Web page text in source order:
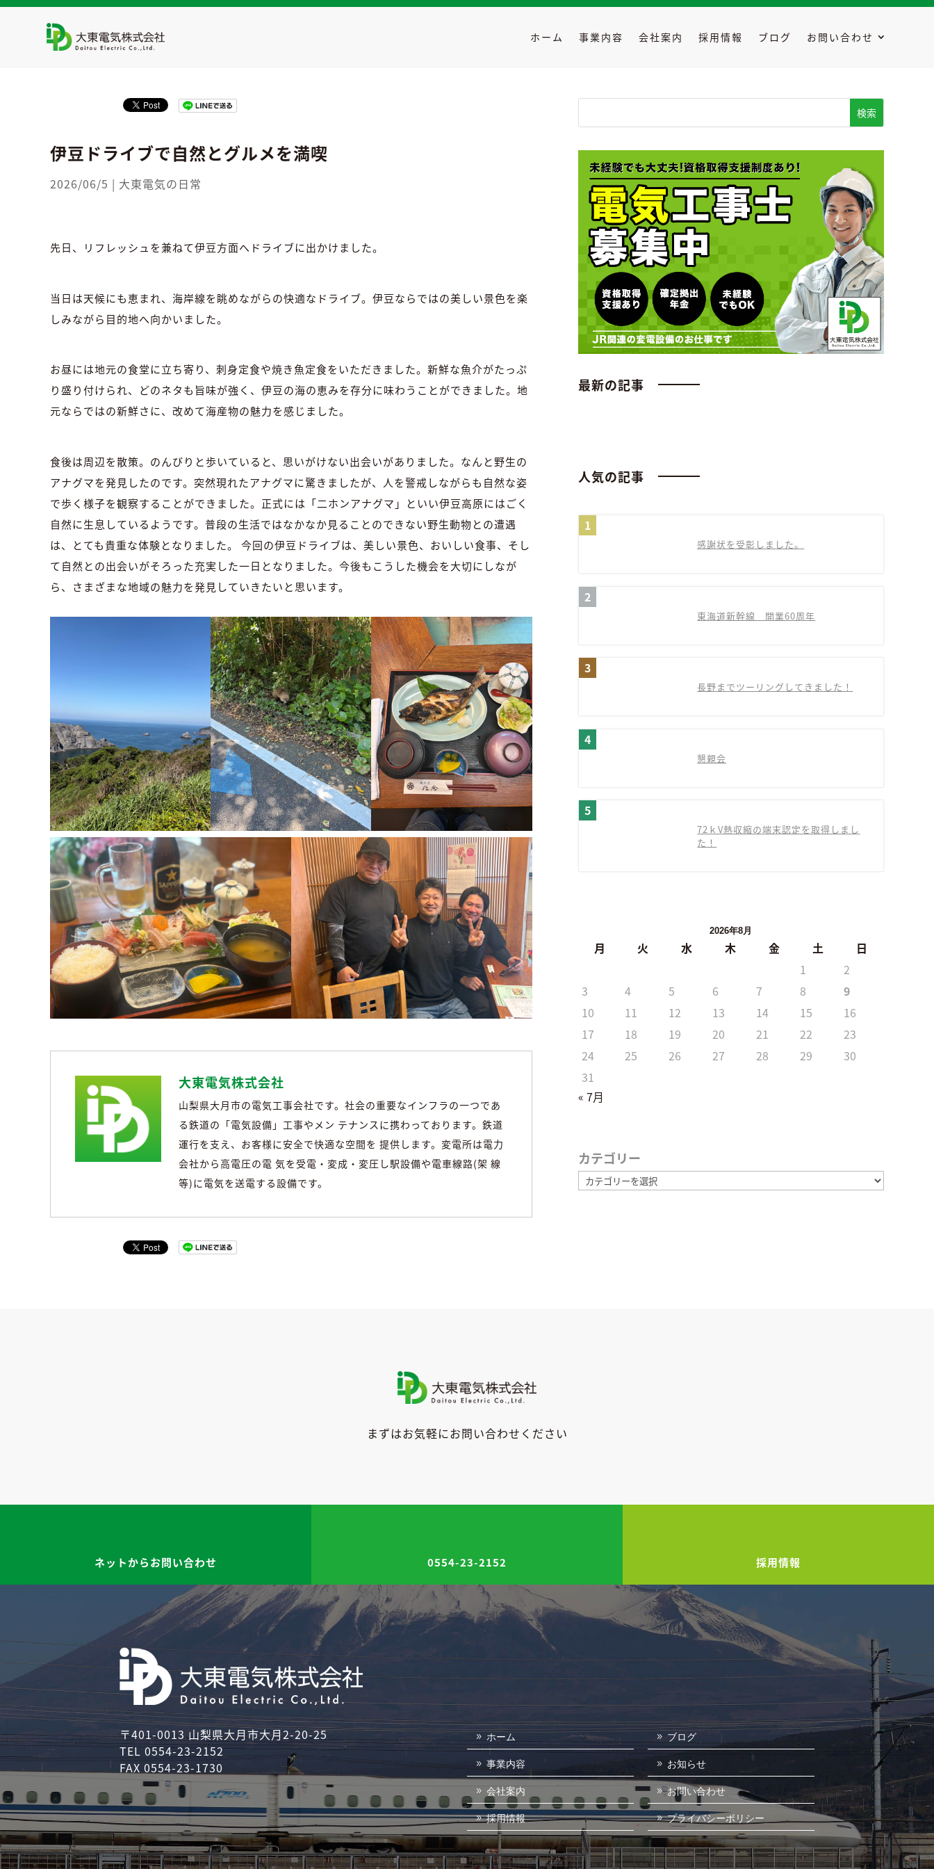
ホーム 事業内容 会社案内 採用情報 ブログ
お問い合わせ
伊豆ドライブで自然とグルメを満喫
2026/06/5 | 大東電気の日常
先日、リフレッシュを兼ねて伊豆方面へドライブに出かけました。
当日は天候にも恵まれ、海岸線を眺めながらの快適なドライブ。伊豆ならではの美しい景色を楽
しみながら目的地へ向かいました。
お昼には地元の食堂に立ち寄り、刺身定食や焼き魚定食をいただきました。新鮮な魚介がたっぷ
り盛り付けられ、どのネタも旨味が強く、伊豆の海の恵みを存分に味わうことができました。地
元ならではの新鮮さに、改めて海産物の魅力を感じました。
食後は周辺を散策。のんびりと歩いていると、思いがけない出会いがありました。なんと野生の
アナグマを発見したのです。突然現れたアナグマに驚きましたが、人を警戒しながらも自然な姿
で歩く様子を観察することができました。正式には「二ホンアナグマ」といい伊豆高原にはごく
自然に生息しているようです。普段の生活ではなかなか見ることのできない野生動物との遭遇
は、とても貴重な体験となりました。 今回の伊豆ドライブは、美しい景色、おいしい食事、そし
て自然との出会いがそろった充実した一日となりました。今後もこうした機会を大切にしなが
ら、さまざまな地域の魅力を発見していきたいと思います。
大東電気株式会社
山梨県大月市の電気工事会社です。社会の重要なインフラの一つであ
る鉄道の「電気設備」工事やメン テナンスに携わっております。鉄道
運行を支え、お客様に安全で快適な空間を 提供します。変電所は電力
会社から高電圧の電 気を受電・変成・変圧し駅設備や電車線路(架 線
等)に電気を送電する設備です。
最新の記事
人気の記事
感謝状を受彰しました。
東海道新幹線 開業60周年
長野までツーリングしてきました！
懇親会
72ｋV熱収縮の端末認定を取得しまし
た！
2026年8月
月 火 水 木 金 土
日
1
2
3
4 5 6 7 8
9
10
11 12 13 14 15
16
17
18 19 20 21 22
23
24
25 26 27 28 29
30
31
« 7月
カテゴリー
カ
テ
まずはお気軽にお問い合わせください
ネットからお問い合わせ 0554-23-2152 採用情報
〒401-0013 山梨県大月市大月2-20-25
TEL 0554-23-2152
FAX 0554-23-1730
ホーム
事業内容
会社案内
採用情報
ブログ
お知らせ
お問い合わせ
プライバシーポリシー